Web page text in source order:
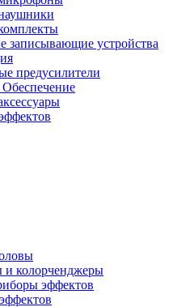
записывающие устройства
предусилители
колорченджеры
эффектов